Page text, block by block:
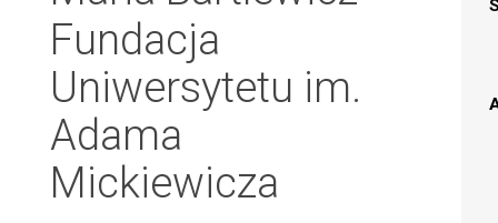
Fundacja
Uniwersytetu im.
Adama
Mickiewicza